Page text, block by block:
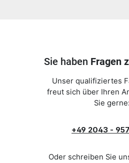
Sie haben Fragen
Unser qualifiziertes
freut sich über Ihren
Sie gerne:
+49 2043 -
Oder schreiben Sie